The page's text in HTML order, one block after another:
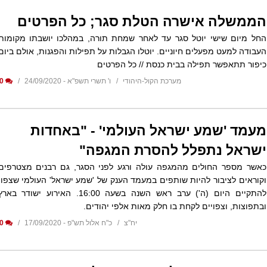
הממשלה אישרה הטלת סגר; כל הפרטים
החל מיום שישי יוטל סגר עד לאחר שמחת תורה, במהלכו יושבתו
העבודה למעט מפעלים חיוניים. יוטלו הגבלות על תפילות והפגנות, אולם
כיפור תתאפשר תפילה בבית כנסת // כל הפרטים
מערכת הקול-היהודי ו' תשרי תשפ"א - 24/09/2020 0
מעמד 'שמע ישראל העולמי' - "באחדות
ישראל נתפלל להסרת המגפה"
כאשר מספר החולים מהמגפה עולה ורגע לפני הסגר, גם רבנים
וקוראים לציבור להיות שותפים במעמד הענק של 'שמע ישראל' העולמי
להתקיים היום (ה') ערב ראש השנה בשעה 16:00. האירוע ישודר
ובתפוצות, וצפויים לקחת בו חלק מאות אלפי יהודים.
יח"צ כ"ח אלול תש"פ - 17/09/2020 0